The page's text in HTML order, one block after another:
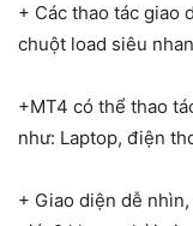
+ Các thao tác giao
chuột load siêu
+MT4 có thể thao
như: Laptop, điện
+ Giao diện dễ